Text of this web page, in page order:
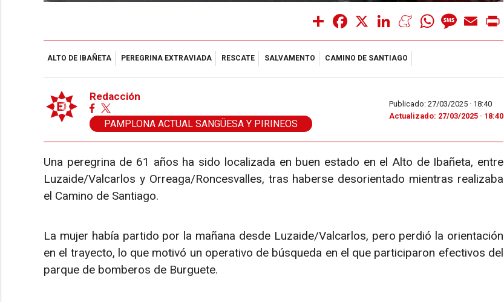
Share Facebook LinkedInMeneameWhatsAppMessage
Email
ALTO DE IBAÑETA PEREGRINA EXTRAVIADA RESCATE SALVAMENTO CAMINO DE SANTIAGO
Redacción
PAMPLONA ACTUAL SANGÜESA Y PIRINEOS
Publicado: 27/03/2025 · 18:40
Actualizado: 27/03/2025 · 18:40
Una peregrina de 61 años ha sido localizada en buen estado en el Alto de Ibañeta, entre
Luzaide/Valcarlos y Orreaga/Roncesvalles, tras haberse desorientado mientras realizaba
el Camino de Santiago.
La mujer había partido por la mañana desde Luzaide/Valcarlos, pero perdió la orientación
en el trayecto, lo que motivó un operativo de búsqueda en el que participaron efectivos del
parque de bomberos de Burguete.